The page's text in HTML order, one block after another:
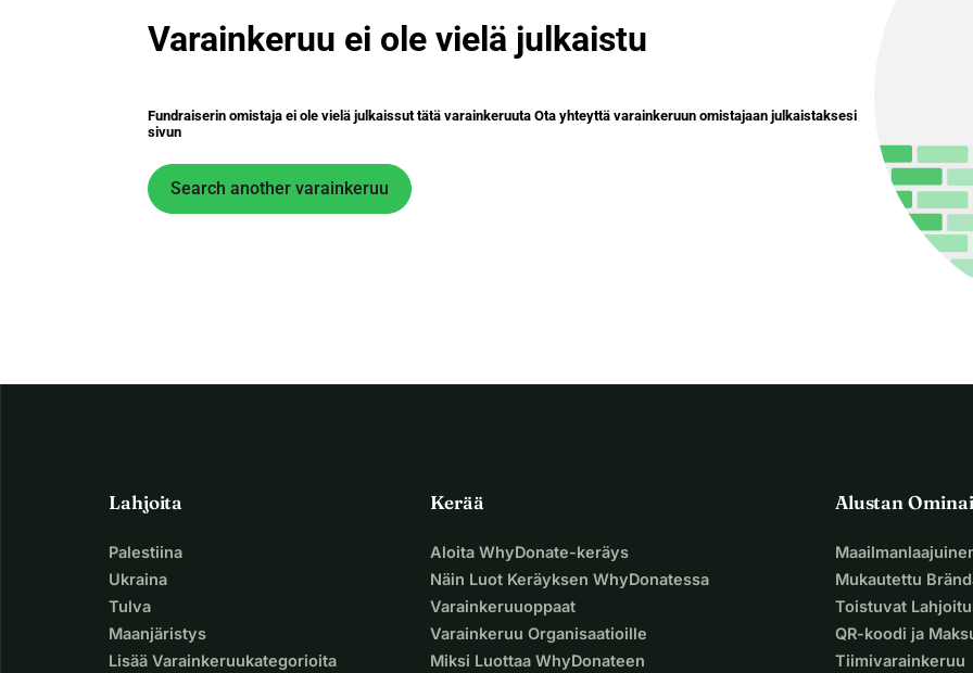
Varainkeruu ei ole vielä julkaistu
Fundraiserin omistaja ei ole vielä julkaissut tätä varainkeruuta Ota yhteyttä varainkeruun omistajaan julkaistaksesi
sivun
Search another varainkeruu
Lahjoita
Palestiina
Ukraina
Tulva
Maanjäristys
Lisää Varainkeruukategorioita
Kerää
Aloita WhyDonate-keräys
Näin Luot Keräyksen WhyDonatessa
Varainkeruuoppaat
Varainkeruu Organisaatioille
Miksi Luottaa WhyDonateen
Alustan
Mukautettu
Toistuvat
QR-koodi ja
Tiimivarainkeruu